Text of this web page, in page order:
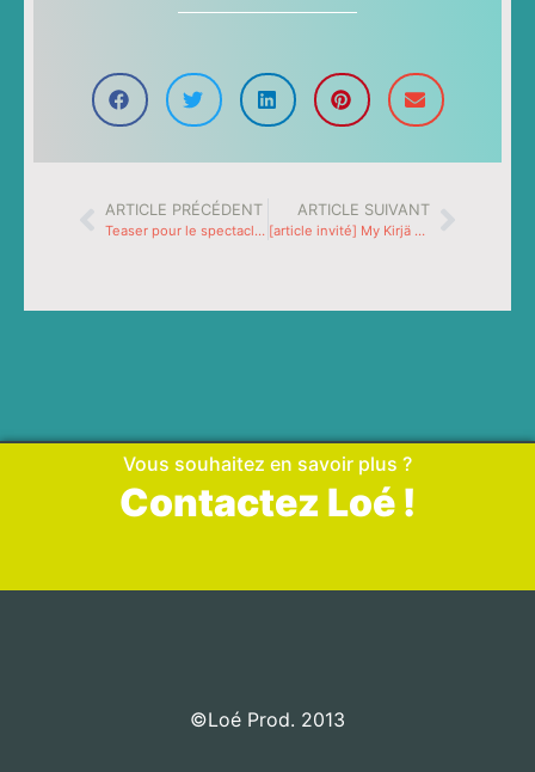
ARTICLE PRÉCÉDENT
Teaser pour le spectacle « 8 femmes »
ARTICLE SUIVANT
[article invité] My Kirjä Book, les agendas sur-mesure de Jessica
Vous souhaitez en savoir plus ?
Contactez Loé !
©Loé Prod. 2013